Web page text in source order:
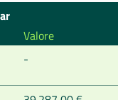
Valore
-